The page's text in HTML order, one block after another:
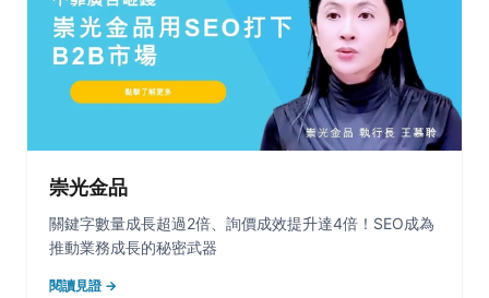
崇光金品
關鍵字數量成長超過2倍、詢價成效提升達4倍！SEO成為
推動業務成長的秘密武器
閱讀見證 →